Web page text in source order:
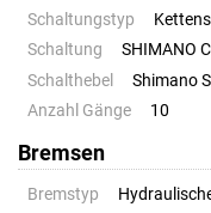
Schaltungstyp
Schaltung
SHIMANO
Schalthebel
Shimano
Anzahl Gänge
10
Bremsen
Bremstyp